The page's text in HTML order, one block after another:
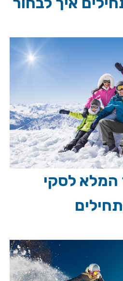
המלא לסקי